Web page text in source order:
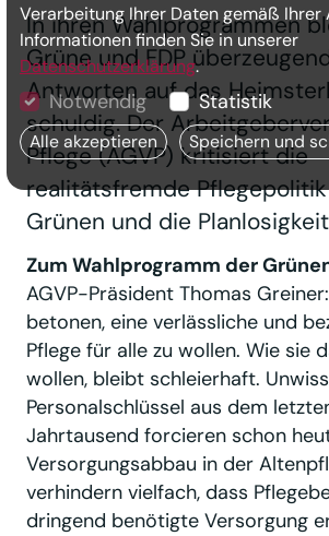
In ihren Wahlprogrammen
Grüne und FDP
Antworten auf das
schuldig. Der
Pflege (AGVP) kritisiert die
realitätsfremde
Grünen und die
Zum Wahlprogramm der
AGVP-Präsident Thomas
betonen, eine verlässliche und
Pflege für alle zu wollen. Wie sie
wollen, bleibt schleierhaft.
Personalschlüssel aus dem
Jahrtausend forcieren schon
Versorgungsabbau in der
verhindern vielfach, dass
dringend benötigte Versorgung
Verarbeitung Ihrer Daten gemäß Ihrer
Informationen finden Sie in unserer
Datenschutzerklärung.
Notwendig Statistik
Alle akzeptieren Speichern und